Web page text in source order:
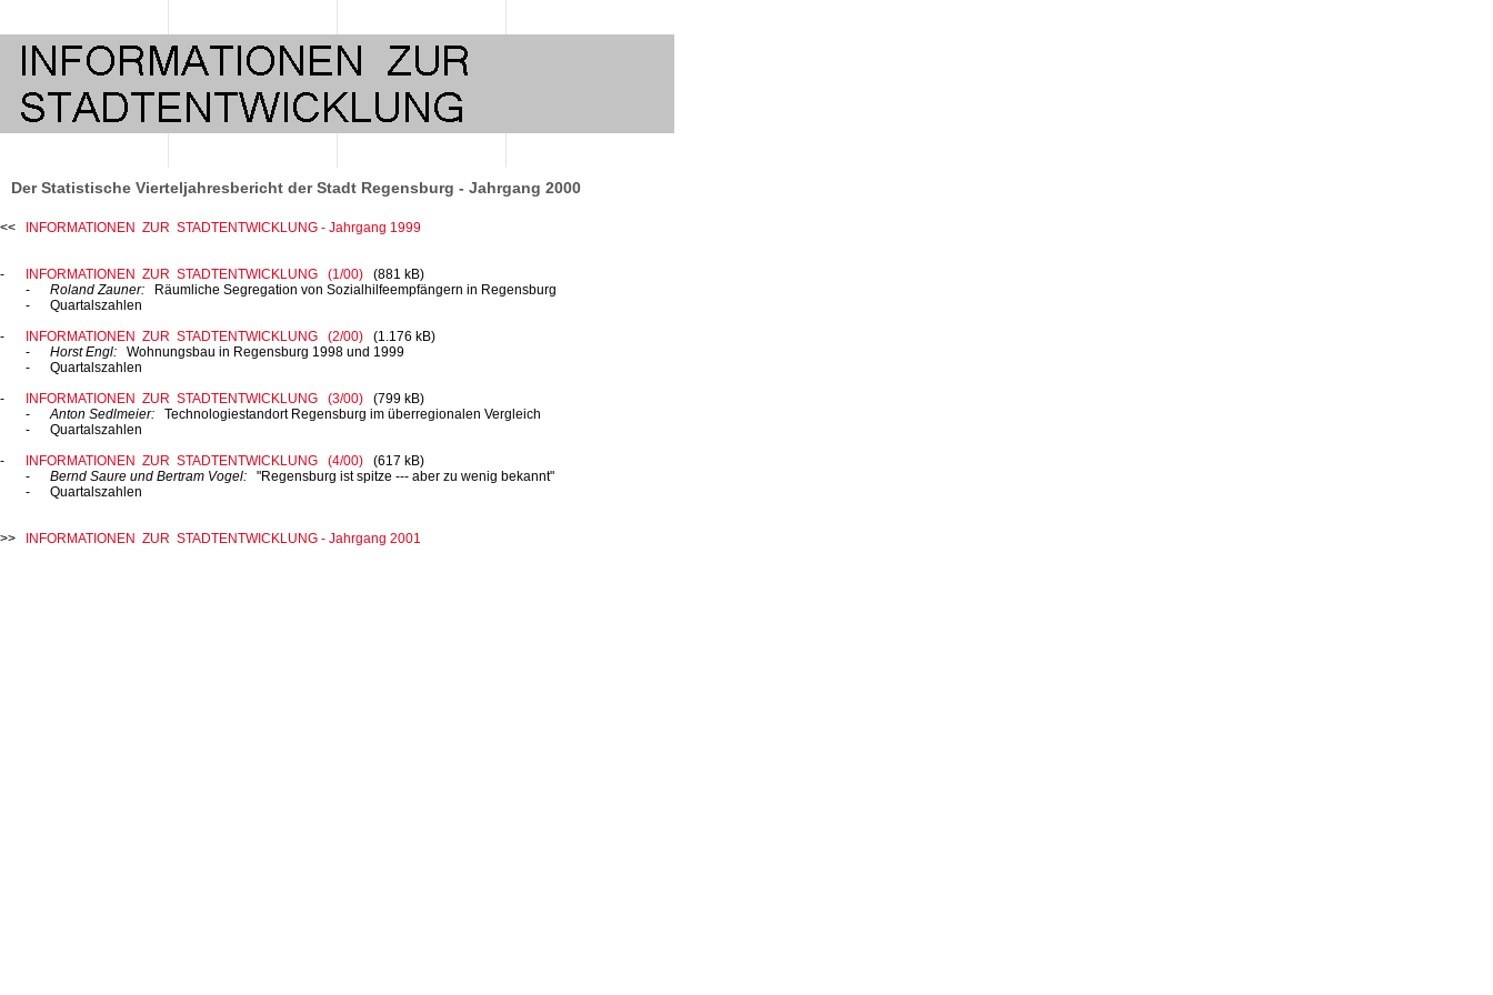
Der Statistische Vierteljahresbericht der Stadt Regensburg - Jahrgang 2000
INFORMATIONEN ZUR STADTENTWICKLUNG - Jahrgang 1999
INFORMATIONEN ZUR STADTENTWICKLUNG (1/00)
(881 kB)
Roland Zauner: Räumliche Segregation von Sozialhilfeempfängern in Regensburg
Quartalszahlen
INFORMATIONEN ZUR STADTENTWICKLUNG (2/00)
(1.176 kB)
Horst Engl: Wohnungsbau in Regensburg 1998 und 1999
Quartalszahlen
INFORMATIONEN ZUR STADTENTWICKLUNG (3/00)
(799 kB)
Anton Sedlmeier: Technologiestandort Regensburg im überregionalen Vergleich
Quartalszahlen
INFORMATIONEN ZUR STADTENTWICKLUNG (4/00)
(617 kB)
Bernd Saure und Bertram Vogel: "Regensburg istspitze --- aber zu wenig bekannt"
Quartalszahlen
INFORMATIONEN ZUR STADTENTWICKLUNG - Jahrgang 2001